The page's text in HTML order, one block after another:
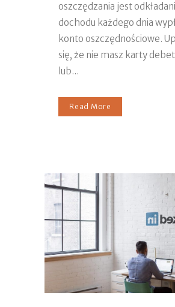
oszczędzania jest
dochodu każdego dnia
konto oszczędnościowe.
się, że nie masz karty
lub...
Read More